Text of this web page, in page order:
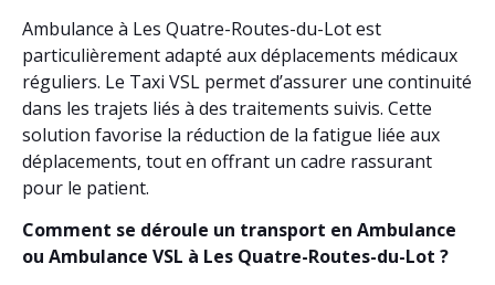
Ambulance à Les Quatre-Routes-du-Lot est
particulièrement adapté aux déplacements médicaux
réguliers. Le Taxi VSL permet d’assurer une continuité
dans les trajets liés à des traitements suivis. Cette
solution favorise la réduction de la fatigue liée aux
déplacements, tout en offrant un cadre rassurant
pour le patient.
Comment se déroule un transport en Ambulance
ou Ambulance VSL à Les Quatre-Routes-du-Lot ?